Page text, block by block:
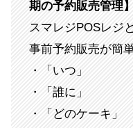
期の予約販売管理】
スマレジPOSレジ
事前予約販売が簡
・「いつ」
・「誰に」
・「どのケーキ」